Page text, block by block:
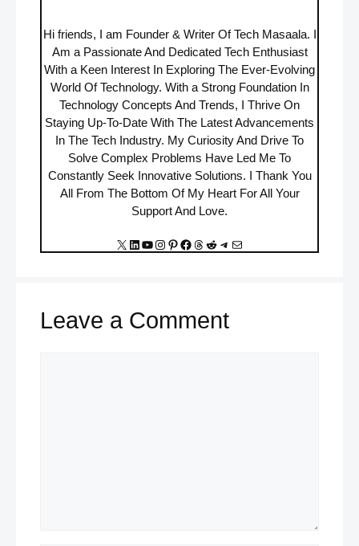
Hi friends, I am Founder & Writer Of Tech Masaala. I
Am a Passionate And Dedicated Tech Enthusiast
With a Keen Interest In Exploring The Ever-Evolving
World Of Technology. With a Strong Foundation In
Technology Concepts And Trends, I Thrive On
Staying Up-To-Date With The Latest Advancements
In The Tech Industry. My Curiosity And Drive To
Solve Complex Problems Have Led Me To
Constantly Seek Innovative Solutions. I Thank You
All From The Bottom Of My Heart For All Your
Support And Love.
X LinkedIn YouTube Instagram Pinterest Facebook Threads Reddit Telegram Mail
Leave a Comment